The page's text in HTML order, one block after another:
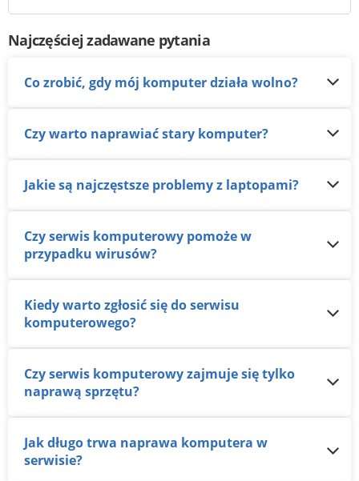
Najczęściej zadawane pytania
Co zrobić, gdy mój komputer działa wolno?
Czy warto naprawiać stary komputer?
Jakie są najczęstsze problemy z laptopami?
Czy serwis komputerowy pomoże w
przypadku wirusów?
Kiedy warto zgłosić się do serwisu
komputerowego?
Czy serwis komputerowy zajmuje się tylko
naprawą sprzętu?
Jak długo trwa naprawa komputera w
serwisie?